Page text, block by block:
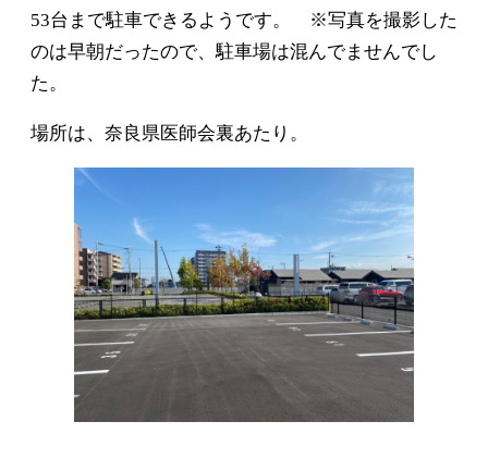
53台まで駐車できるようです。 ※写真を撮影した
のは早朝だったので、駐車場は混んでませんでし
た。
場所は、奈良県医師会裏あたり。